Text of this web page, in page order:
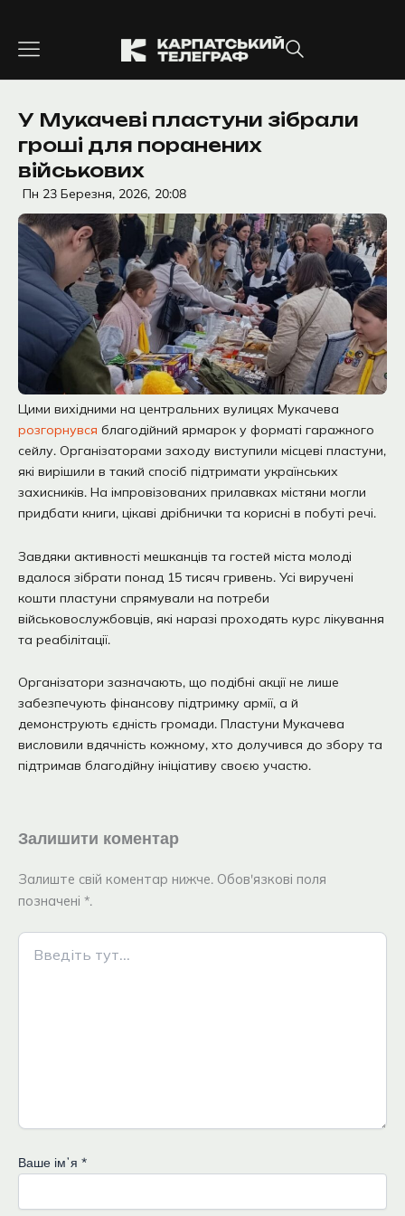
вмісту
У Мукачеві пластуни зібрали
гроші для поранених
військових
Пн 23 Березня, 2026, 20:08
Цими вихідними на центральних вулицях Мукачева
розгорнувся благодійний ярмарок у форматі гаражного
сейлу. Організаторами заходу виступили місцеві пластуни,
які вирішили в такий спосіб підтримати українських
захисників. На імпровізованих прилавках містяни могли
придбати книги, цікаві дрібнички та корисні в побуті речі.
Завдяки активності мешканців та гостей міста молоді
вдалося зібрати понад 15 тисяч гривень. Усі виручені
кошти пластуни спрямували на потреби
військовослужбовців, які наразі проходять курс лікування
та реабілітації.
Організатори зазначають, що подібні акції не лише
забезпечують фінансову підтримку армії, а й
демонструють єдність громади. Пластуни Мукачева
висловили вдячність кожному, хто долучився до збору та
підтримав благодійну ініціативу своєю участю.
Залишити коментар
Залиште свій коментар нижче. Обов'язкові поля
позначені *.
Введіть
тут...
Ваше імʼя *